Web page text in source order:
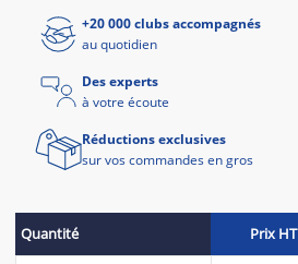
+20 000 clubs accompagnés
au quotidien
Des experts
à votre écoute
Réductions exclusives
sur vos commandes en gros
Quantité Prix HT